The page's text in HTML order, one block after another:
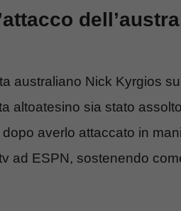
australiano Nick Kyrgios
altoatesino sia stato
averlo attaccato in
ad ESPN, sostenendo